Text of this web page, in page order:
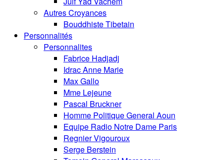
Autres Croyances
Bouddhiste Tibetain
Personnalités
Personnalites
Fabrice Hadjadj
Idrac Anne Marie
Max Gallo
Mme Lejeune
Pascal Bruckner
Homme Politique General Aoun
Equipe Radio Notre Dame Paris
Regnier Vigouroux
Serge Berstein